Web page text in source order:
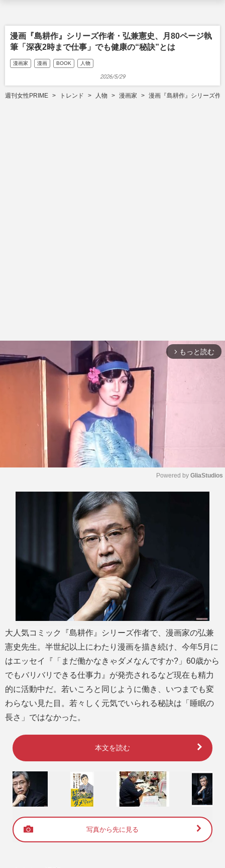
漫画『島耕作』シリーズ作者・弘兼憲史、月80ページ執
筆「深夜2時まで仕事」でも健康の“秘訣”とは
漫画家 漫画 BOOK 人物
2026/5/29
週刊女性PRIME トレンド 人物 漫画家 漫画『島耕作』シリーズ作
arrow_forward_ios もっと読む
Powered by GliaStudios
大人気コミック『島耕作』シリーズ作者で、漫画家の弘兼
憲史先生。半世紀以上にわたり漫画を描き続け、今年5月に
はエッセイ『「まだ働かなきゃダメなんですか?」60歳から
でもバリバリできる仕事力』が発売されるなど現在も精力
的に活動中だ。若いころと同じように働き、いつまでも変
わらない見た目。若々しく元気でいられる秘訣は「睡眠の
長さ」ではなかった。
本文を読む
写真から先に見る